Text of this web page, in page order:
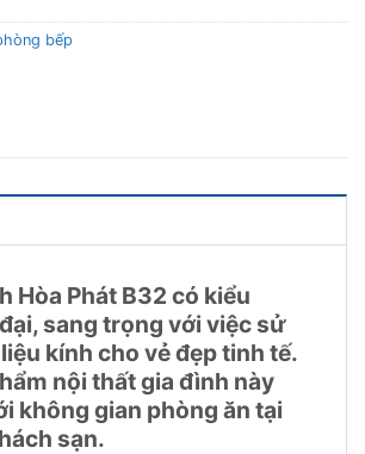
bếp
Hòa Phát B32 có kiểu
sang trọng với việc sử
kính cho vẻ đẹp tinh tế.
nội thất gia đình này
không gian phòng ăn tại
sạn.